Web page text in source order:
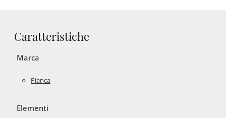
Caratteristiche
Marca
Pianca
Elementi